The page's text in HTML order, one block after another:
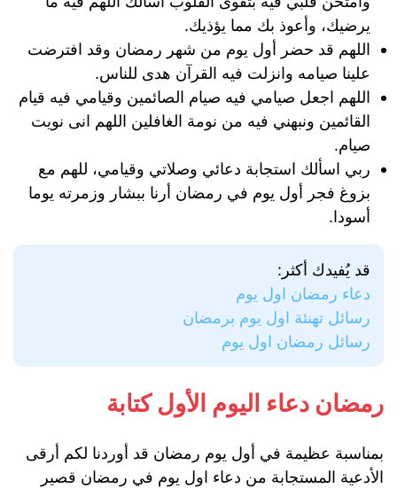
يرضيك، وأعوذ بك مما يؤذيك.
اللهم قد حضر أول يوم من شهر رمضان وقد افترضت
علينا صيامه وانزلت فيه القرآن هدى للناس.
اللهم اجعل صيامي فيه صيام الصائمين وقيامي فيه قيام
القائمين ونبهني فيه من نومة الغافلين اللهم انى نويت
صيام.
ربي اسألك استجابة دعائي وصلاتي وقيامي، للهم مع
بزوغ فجر أول يوم في رمضان أرنا ببشار وزمرته يوما
أسودا.
قد يُفيدك أكثر:
دعاء رمضان اول يوم
رسائل تهنئة اول يوم برمضان
رسائل رمضان اول يوم
رمضان دعاء اليوم الأول كتابة
بمناسبة عظيمة في أول يوم رمضان قد أوردنا لكم أرقى
الأدعية المستجابة من دعاء اول يوم في رمضان قصير